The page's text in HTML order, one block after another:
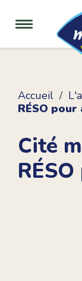
Accueil
RÉSO
Cité